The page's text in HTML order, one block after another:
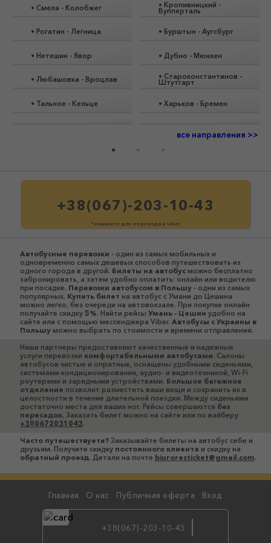
• Смела - Колобжег
• Рогатин - Легница
• Нетешин - Явор
• Любашовка - Вроцлав
• Тальное - Кельце
• Кропивницкий -
Вупперталь
• Бурштын - Аугсбург
• Дубно - Мюнхен
• Староконстантинов -
Штутгарт
• Харьков - Бремен
все направления >>
+38(067)-203-10-43
*нажмите для перехода в viber
Автобусные перевозки - один из самых мобильных и
одновременно самых дешевых способов путешествовать из
одного города в другой. Билеты на автобусможно бесплатно
забронировать, а затем удобно оплатить: онлайн или водителю
при посадке. Перевозки автобусом в Польшу- одни из самых
популярных. Купить билет на автобус с Умани до Цешина
можно легко, без очереди на автовокзале. При покупке онлайн
получайте скидку 5%. Найти рейсы Умань - Цешин удобно на
сайте или с помощью мессенджера Viber. Автобусы c Украины в
Польшуможно выбрать по стоимости и времени отправления.
Наши партнеры предоставляют качественные и надежные
услуги перевозки комфортабельными автобусами. Салоны
автобусов чистые и опрятные, оснащены удобными сиденьями,
системами кондиционирования, аудио- и видеотехникой, Wi-Fi
роутерами и зарядными устройствами. Большое багажное
отделение позволит разместить ваши вещи и сохранить их в
целостности в течение длительной поездки. Между сиденьями
достаточно места для ваших ног. Рейсы совершаются без
пересадок. Заказать билет можно на сайте или по вайберу
+380672031043.
Часто путешествуете?Заказывайте билеты на автобус себе и
друзьям. Получите скидку постоянного клиента и скидку на
обратный проезд. Детали на почте biuroresticket@gmail.com.
Главная О нас Публичная оферта Вход
+38(067)-203-10-43